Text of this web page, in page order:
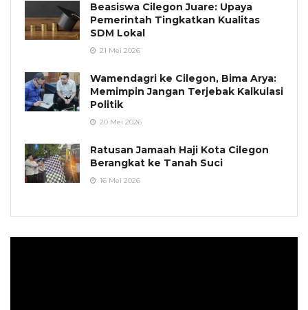
Beasiswa Cilegon Juare: Upaya
Pemerintah Tingkatkan Kualitas
SDM Lokal
21 Mei 2026
Wamendagri ke Cilegon, Bima Arya:
Memimpin Jangan Terjebak Kalkulasi
Politik
20 Mei 2026
Ratusan Jamaah Haji Kota Cilegon
Berangkat ke Tanah Suci
16 Mei 2026